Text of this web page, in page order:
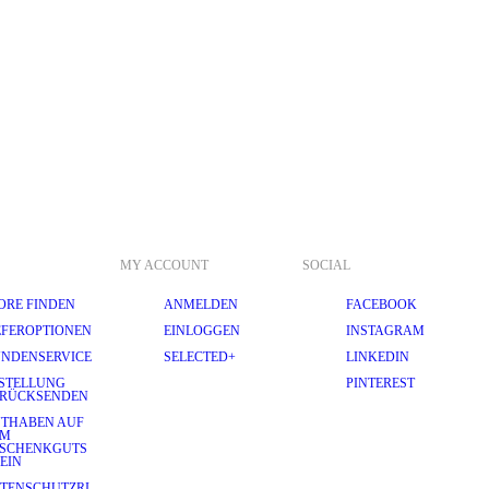
FINDEN
AUF
MY ACCOUNT
ANMELDEN
EINLOGGEN
SELECTED+
SOCIAL
FACEBOOK
INSTAGRAM
LINKEDIN
PINTEREST